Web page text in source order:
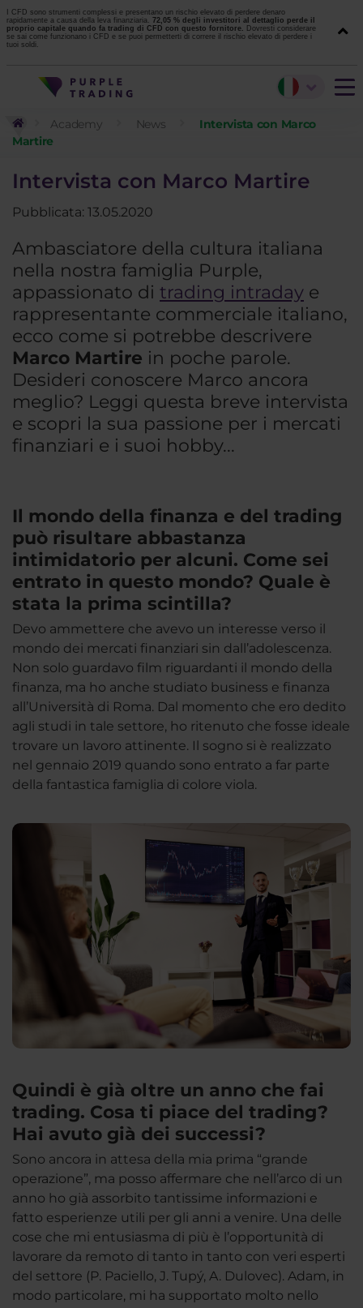
I CFD sono strumenti complessi e presentano un rischio elevato di perdere denaro
rapidamente a causa della leva finanziaria. 72,05 % degli investitori al dettaglio perde il
proprio capitale quando fa trading di CFD con questo fornitore. Dovresti considerare
se sai come funzionano i CFD e se puoi permetterti di correre il rischio elevato di perdere i
tuoi soldi.
Academy News
Intervista con Marco
Martire
Intervista con Marco Martire
Pubblicata: 13.05.2020
Ambasciatore della cultura italiana
nella nostra famiglia Purple,
appassionato di trading intraday e
rappresentante commerciale italiano,
ecco come si potrebbe descrivere
Marco Martire in poche parole.
Desideri conoscere Marco ancora
meglio? Leggi questa breve intervista
e scopri la sua passione per i mercati
finanziari e i suoi hobby...
Il mondo della finanza e del trading
può risultare abbastanza
intimidatorio per alcuni. Come sei
entrato in questo mondo? Quale è
stata la prima scintilla?
Devo ammettere che avevo un interesse verso il
mondo dei mercati finanziari sin dall’adolescenza.
Non solo guardavo film riguardanti il mondo della
finanza, ma ho anche studiato business e finanza
all’Università di Roma. Dal momento che ero dedito
agli studi in tale settore, ho ritenuto che fosse ideale
trovare un lavoro attinente. Il sogno si è realizzato
nel gennaio 2019 quando sono entrato a far parte
della fantastica famiglia di colore viola.
Quindi è già oltre un anno che fai
trading. Cosa ti piace del trading?
Hai avuto già dei successi?
Sono ancora in attesa della mia prima “grande
operazione”, ma posso affermare che nell’arco di un
anno ho già assorbito tantissime informazioni e
fatto esperienze utili per gli anni a venire. Una delle
cose che mi entusiasma di più è l’opportunità di
lavorare da remoto di tanto in tanto con veri esperti
del settore (P. Paciello, J. Tupý, A. Dulovec). Adam, in
modo particolare, mi ha supportato molto nello